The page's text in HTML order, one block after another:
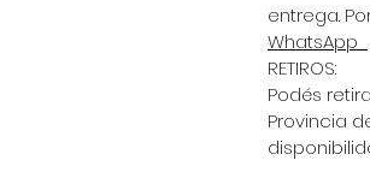
entrega.
WhatsApp
RETIROS:
Podés
Provincia